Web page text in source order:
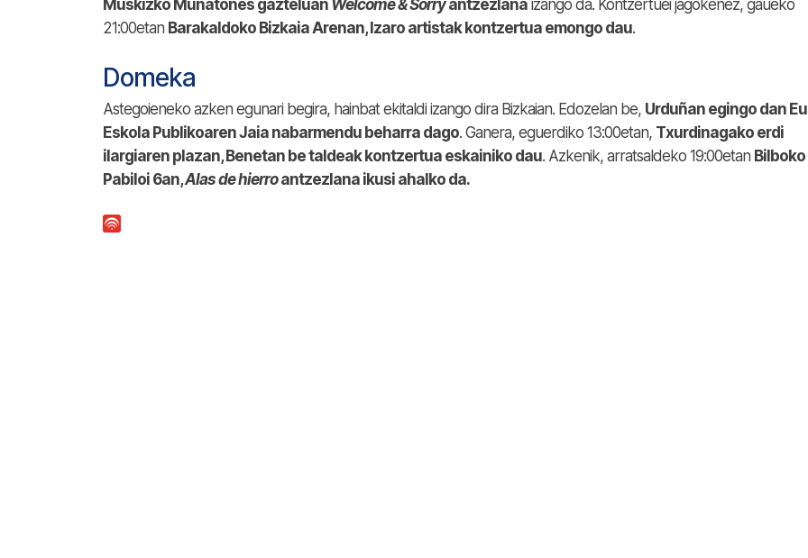
Muskizko Muñatones gazteluan Welcome & Sorryantzezlana izango da. Kontzertuei jagokenez, gaueko
21:00etan Barakaldoko Bizkaia Arenan,Izaro artistak kontzertua emongo dau.
Domeka
Astegoieneko azken egunari begira, hainbat ekitaldi izango dira Bizkaian. Edozelan be, Urduñan egingo dan
Eskola Publikoaren Jaia nabarmendu beharra dago. Ganera, eguerdiko 13:00etan, Txurdinagako erdi
ilargiaren plazan, Benetan be taldeak kontzertua eskainiko dau. Azkenik, arratsaldeko 19:00etan Bilboko
Pabiloi 6an,Alas de hierroantzezlana ikusi ahalko da.